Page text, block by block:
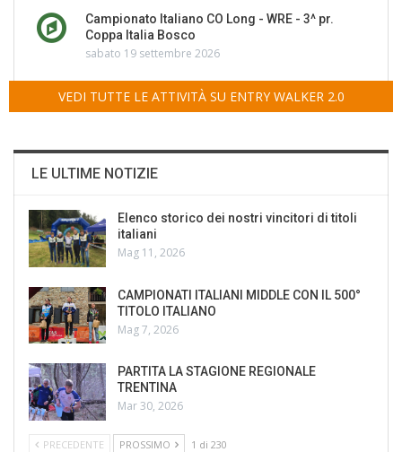
Campionato Italiano CO Long - WRE - 3^ pr.
Coppa Italia Bosco
sabato 19 settembre 2026
VEDI TUTTE LE ATTIVITÀ SU ENTRY WALKER 2.0
LE ULTIME NOTIZIE
Elenco storico dei nostri vincitori di titoli
italiani
Mag 11, 2026
CAMPIONATI ITALIANI MIDDLE CON IL 500°
TITOLO ITALIANO
Mag 7, 2026
PARTITA LA STAGIONE REGIONALE
TRENTINA
Mar 30, 2026
PRECEDENTE PROSSIMO 1 di 230